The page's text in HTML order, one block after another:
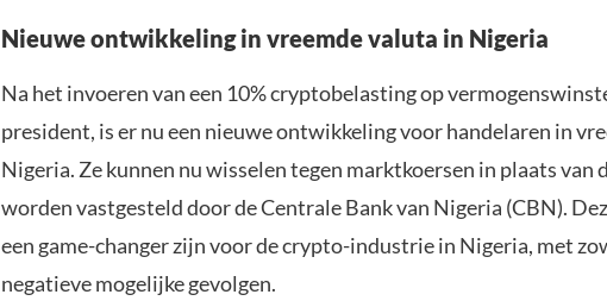
Nieuwe ontwikkeling in vreemde valuta in Nigeria
Na het invoeren van een 10% cryptobelasting op
president, is er nu een nieuwe ontwikkeling voor handelaren in
Nigeria. Ze kunnen nu wisselen tegen marktkoersen in plaats van
worden vastgesteld door de Centrale Bank van Nigeria (CBN).
een game-changer zijn voor de crypto-industrie in Nigeria, met
negatieve mogelijke gevolgen.